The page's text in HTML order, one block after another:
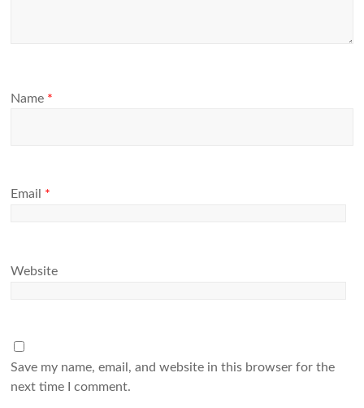
Name *
Email *
Website
Save my name, email, and website in this browser for the
next time I comment.